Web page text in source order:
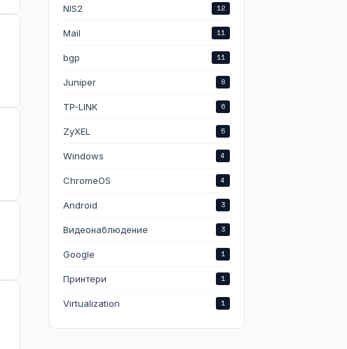
NIS2 12
Mail 11
bgp 11
Juniper 8
TP-LINK 6
ZyXEL 5
Windows 4
ChromeOS 4
Android 3
Видеонаблюдение 3
Google 1
Принтери 1
Virtualization 1